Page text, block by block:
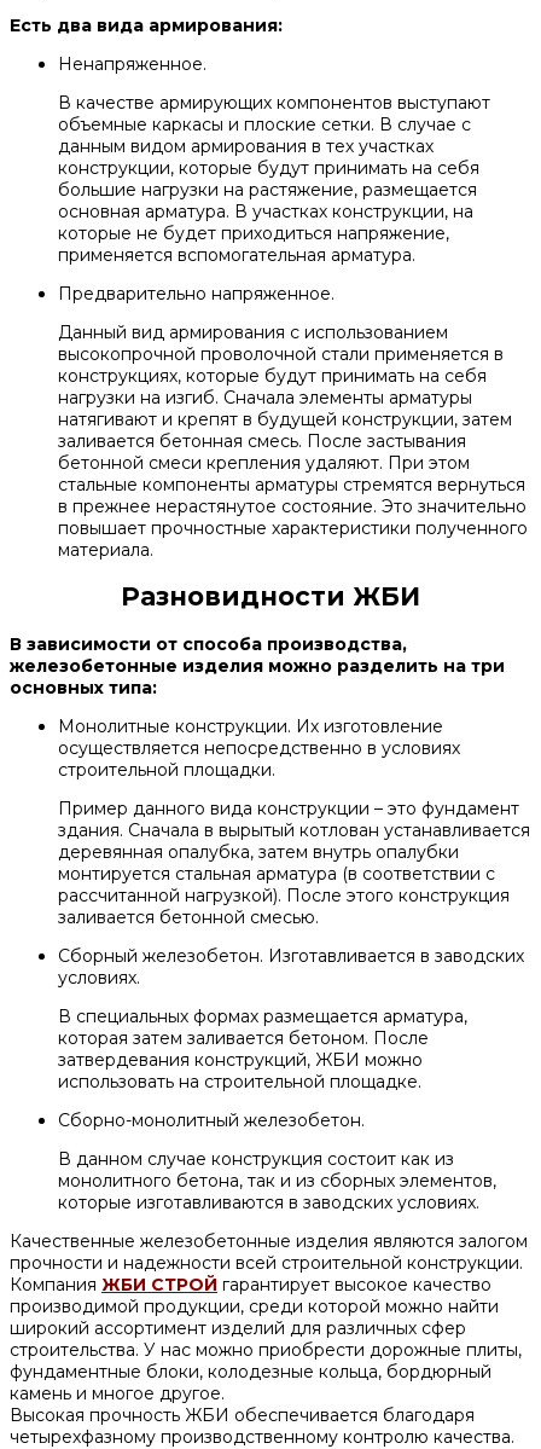
Есть два вида армирования:
Ненапряженное.
В качестве армирующих компонентов выступают
объемные каркасы и плоские сетки. В случае с
данным видом армирования в тех участках
конструкции, которые будут принимать на себя
большие нагрузки на растяжение, размещается
основная арматура. В участках конструкции, на
которые не будет приходиться напряжение,
применяется вспомогательная арматура.
Предварительно напряженное.
Данный вид армирования с использованием
высокопрочной проволочной стали применяется в
конструкциях, которые будут принимать на себя
нагрузки на изгиб. Сначала элементы арматуры
натягивают и крепят в будущей конструкции, затем
заливается бетонная смесь. После застывания
бетонной смеси крепления удаляют. При этом
стальные компоненты арматуры стремятся вернуться
в прежнее нерастянутое состояние. Это значительно
повышает прочностные характеристики полученного
материала.
Разновидности ЖБИ
В зависимости от способа производства,
железобетонные изделия можно разделить на три
основных типа:
Монолитные конструкции. Их изготовление
осуществляется непосредственно в условиях
строительной площадки.
Пример данного вида конструкции – это фундамент
здания. Сначала в вырытый котлован устанавливается
деревянная опалубка, затем внутрь опалубки
монтируется стальная арматура (в соответствии с
рассчитанной нагрузкой). После этого конструкция
заливается бетонной смесью.
Сборный железобетон. Изготавливается в заводских
условиях.
В специальных формах размещается арматура,
которая затем заливается бетоном. После
затвердевания конструкций, ЖБИ можно
использовать на строительной площадке.
Сборно-монолитный железобетон.
В данном случае конструкция состоит как из
монолитного бетона, так и из сборных элементов,
которые изготавливаются в заводских условиях.
Качественные железобетонные изделия являются залогом
прочности и надежности всей строительной конструкции.
Компания ЖБИ СТРОЙ гарантирует высокое качество
производимой продукции, среди которой можно найти
широкий ассортимент изделий для различных сфер
строительства. У нас можно приобрести дорожные плиты,
фундаментные блоки, колодезные кольца, бордюрный
камень и многое другое.
Высокая прочность ЖБИ обеспечивается благодаря
четырехфазному производственному контролю качества.